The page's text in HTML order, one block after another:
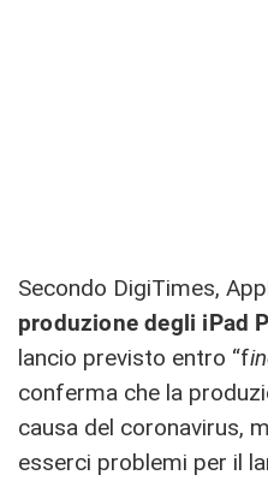
Secondo DigiTimes,
produzione degli iPad
lancio previsto entro “f
conferma che la
causa del coronavirus,
esserci problemi per il